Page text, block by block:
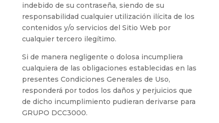
indebido de su contraseña, siendo de su
responsabilidad cualquier utilización ilícita de los
contenidos y/o servicios del Sitio Web por
cualquier tercero ilegítimo.
Si de manera negligente o dolosa incumpliera
cualquiera de las obligaciones establecidas en las
presentes Condiciones Generales de Uso,
responderá por todos los daños y perjuicios que
de dicho incumplimiento pudieran derivarse para
GRUPO DCC3000.